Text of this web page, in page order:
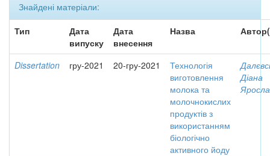
Знайдені матеріали:
Тип
Дата
випуску
Дата
внесення
Назва
Dissertation гру-2021 20-гру-2021
Технологія
виготовлення
молока та
молочнокислих
продуктів з
використанням
біологічно
активного йоду
Діана